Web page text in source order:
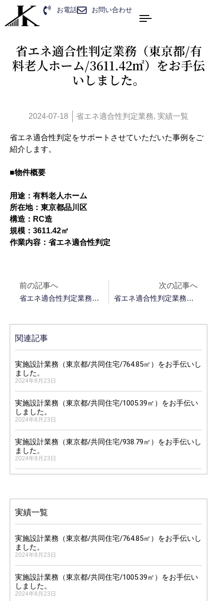
お電話 お問い合わせ
省エネ適合性判定業務（東京都/有
料老人ホーム/3611.42㎡）をお手伝
いしました。
2024-07-18 省エネ適合性判定業務, 実績一覧
省エネ適合性判定をサポートさせていただいた事例をご
紹介します。
■物件概要
用途：有料老人ホーム
所在地：東京都品川区
構造：RC造
規模：3611.42㎡
作業内容：省エネ適合性判定
前の記事へ
省エネ適合性判定業務（広島県/温浴施設/1312.68㎡）をお手伝いしました。
次の記事へ
省エネ適合性判定業務（東京都/ホテル/9994㎡）をお手伝いしました。
関連記事
実施設計業務（東京都/共同住宅/764.85㎡）をお手伝いし
ました。
2024年8月23日
実施設計業務（東京都/共同住宅/1005.39㎡）をお手伝い
しました。
2024年8月23日
実施設計業務（東京都/共同住宅/938.79㎡）をお手伝いし
ました。
2024年8月23日
実績一覧
実施設計業務（東京都/共同住宅/764.85㎡）をお手伝いし
ました。
2024年8月23日
実施設計業務（東京都/共同住宅/1005.39㎡）をお手伝い
しました。
2024年8月23日